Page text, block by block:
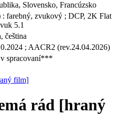
Slovensko, Francúzsko
: farebný, zvukový ; DCP, 2K Flat
5.1
čeština
; AACR2 (rev.24.04.2026)
spracovaní***
rád [hraný